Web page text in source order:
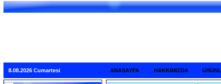
8.08.2026 Cumartesi ANASAYFA HAKKIMIZDA